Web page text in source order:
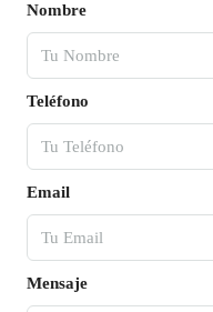
Nombre
Teléfono
Email
Mensaje